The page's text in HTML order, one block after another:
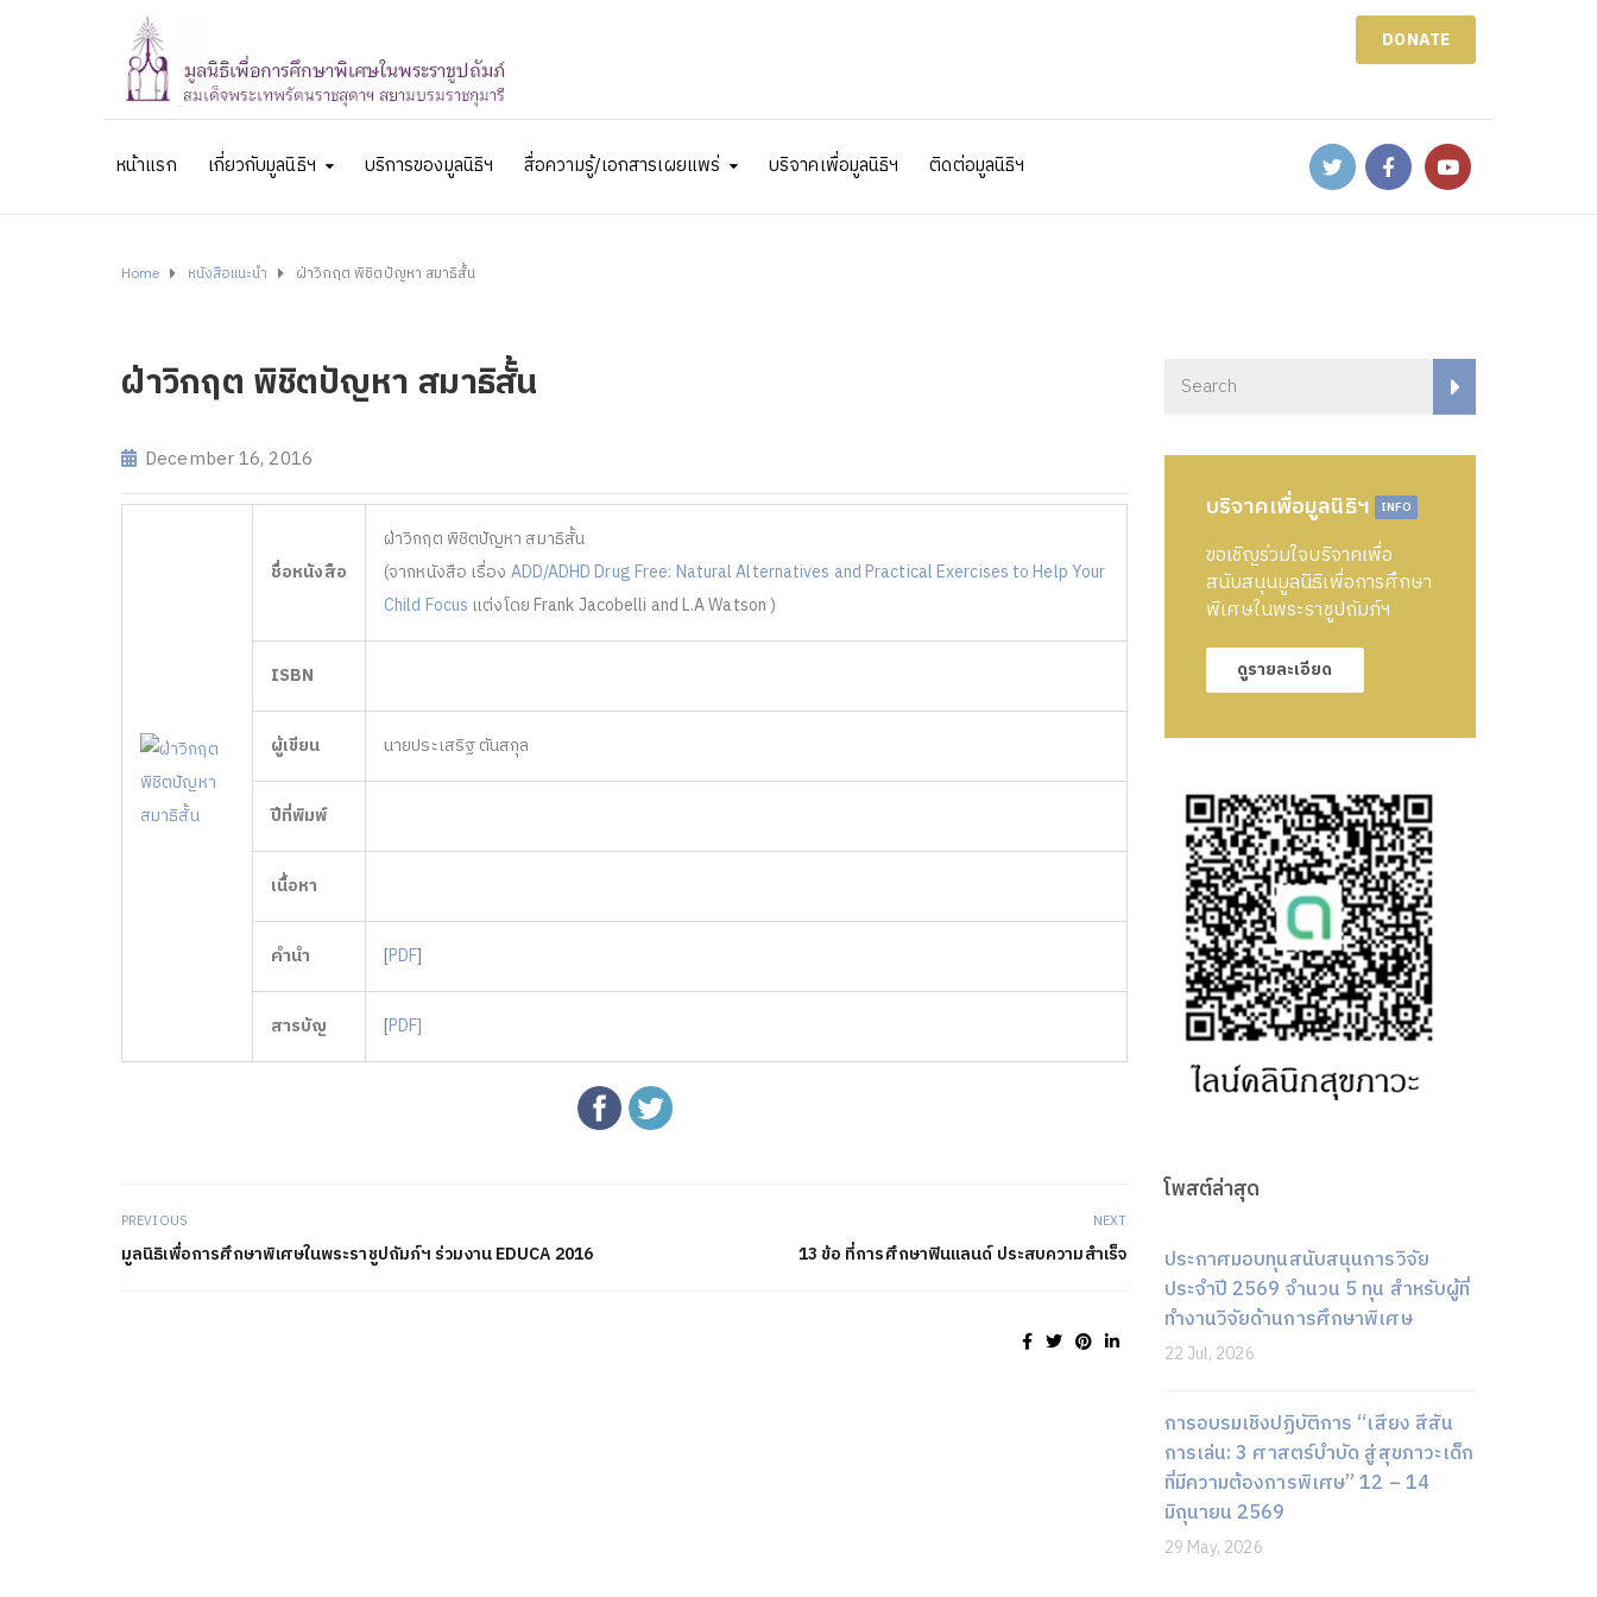
DONATE
หน้าแรก เกี่ยวกับมูลนิธิฯ บริการของมูลนิธิฯ สื่อความรู้/เอกสารเผยแพร่ บริจาคเพื่อมูลนิธิฯ ติดต่อมูลนิธิฯ
Home หนังสือแนะนำ ฝ่าวิกฤต พิชิตปัญหา สมาธิสั้น
ฝ่าวิกฤต พิชิตปัญหา สมาธิสั้น
December 16, 2016
ชื่อหนังสือ
ฝ่าวิกฤต พิชิตปัญหา สมาธิสั้น
(จากหนังสือ เรื่อง ADD/ADHD Drug Free: Natural Alternatives and Practical Exercises to Help Your
Child Focus แต่งโดย Frank Jacobelli and L.A Watson )
ISBN
ผู้เขียน นายประเสริฐ ตันสกุล
ปีที่พิมพ์
เนื้อหา
คำนำ [PDF]
สารบัญ [PDF]
PREVIOUS
มูลนิธิเพื่อการศึกษาพิเศษในพระราชูปถัมภ์ฯ ร่วมงาน EDUCA 2016
NEXT
13 ข้อ ที่การศึกษาฟินแลนด์ ประสบความสำเร็จ
บริจาคเพื่อมูลนิธิฯ INFO
ขอเชิญร่วมใจบริจาคเพื่อ
สนับสนุนมูลนิธิเพื่อการศึกษา
พิเศษในพระราชูปถัมภ์ฯ
ดูรายละเอียด
โพสต์ล่าสุด
ประกาศมอบทุนสนับสนุนการวิจัย
ประจำปี 2569 จำนวน 5 ทุน สำหรับผู้ที่
ทำงานวิจัยด้านการศึกษาพิเศษ
22 Jul, 2026
การอบรมเชิงปฏิบัติการ “เสียง สีสัน
การเล่น: 3 ศาสตร์บำบัด สู่สุขภาวะเด็ก
ที่มีความต้องการพิเศษ” 12 – 14
มิถุนายน 2569
29 May, 2026